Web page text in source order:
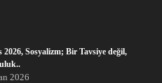
2026, Sosyalizm; Bir Tavsiye değil,
2026